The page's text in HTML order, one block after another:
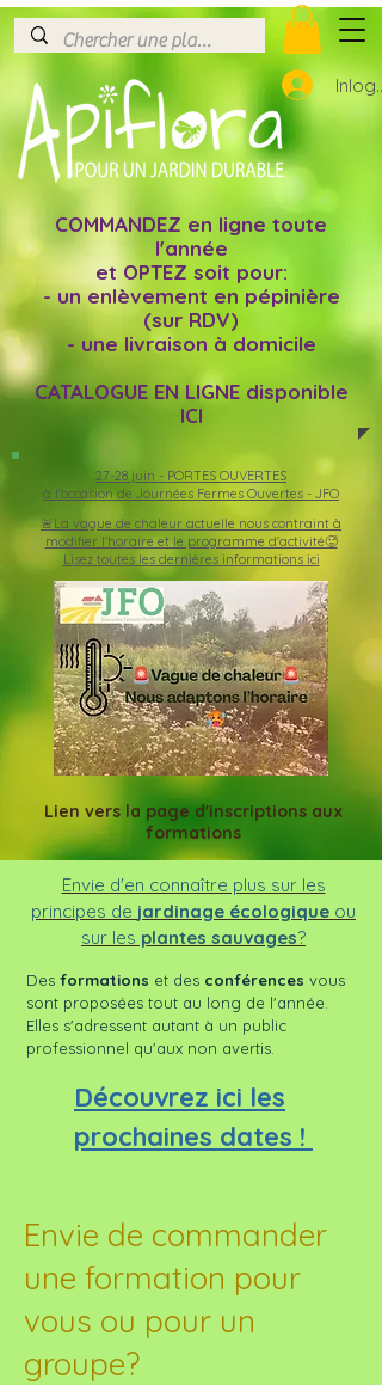
27-28 juin - PORTES OUVERTES
à l'occasion de Journées Fermes Ouvertes - JFO
🚨La vague de chaleur actuelle nous contraint à
modifier l'horaire et le programme d'activité🥵
Lisez toutes les dernières informations ici
COMMANDEZ en ligne toute
l'année
et OPTEZ soit pour:
- un enlèvement en pépinière
(sur RDV)
- une livraison à domicile
CATALOGUE EN LIGNE disponible
ICI
Lien vers la page d'inscriptions aux
formations
Envie d'en connaître plus sur les
principes de jardinage écologique ou
sur les plantes sauvages?
Des formations et des conférences vous
sont proposées tout au long de l'année.
Elles s'adressent autant à un public
professionnel qu'aux non avertis.
Découvrez ici les
prochaines dates !
Envie de commander
une formation pour
vous ou pour un
groupe?